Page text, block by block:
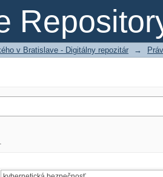
v Bratislave - Digitálny repozitár →